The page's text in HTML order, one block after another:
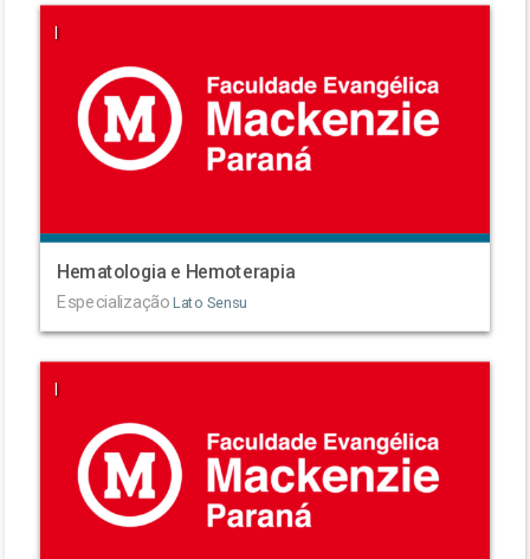
|
Hematologia e Hemoterapia
Especialização Lato Sensu
|